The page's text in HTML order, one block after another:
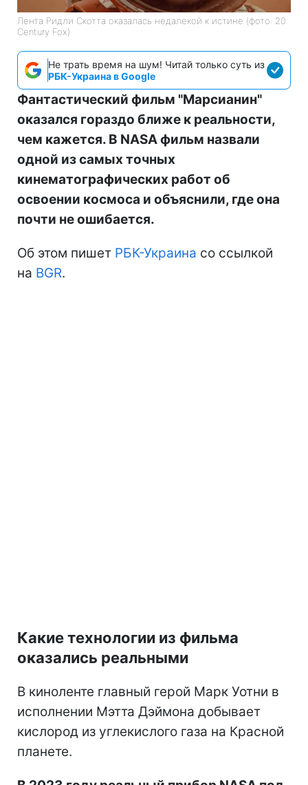
Лента Ридли Скотта оказалась недалекой к истине (фото: 20
Century Fox)
Не трать время на шум! Читай только суть из
РБК-Украина в Google
Фантастический фильм "Марсианин"
оказался гораздо ближе к реальности,
чем кажется. В NASA фильм назвали
одной из самых точных
кинематографических работ об
освоении космоса и объяснили, где она
почти не ошибается.
Об этом пишет РБК-Украина со ссылкой
на BGR.
Какие технологии из фильма
оказались реальными
В киноленте главный герой Марк Уотни в
исполнении Мэтта Дэймона добывает
кислород из углекислого газа на Красной
планете.